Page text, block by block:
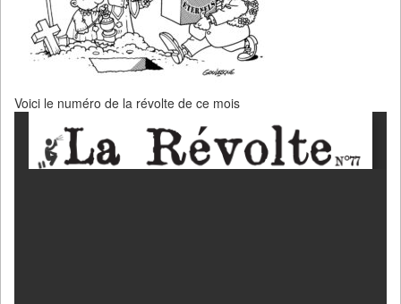
Voici le numéro de la révolte de ce mois